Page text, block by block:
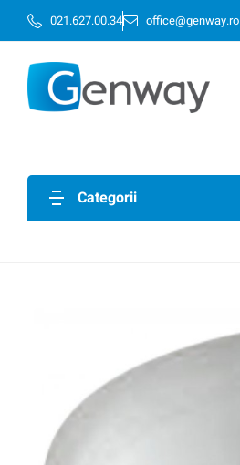
021.627.00.34 office@genway.ro
Categorii